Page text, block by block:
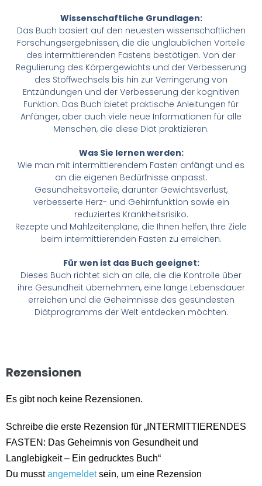
Wissenschaftliche Grundlagen:
Das Buch basiert auf den neuesten wissenschaftlichen
Forschungsergebnissen, die die unglaublichen Vorteile
des intermittierenden Fastens bestätigen. Von der
Regulierung des Körpergewichts und der Verbesserung
des Stoffwechsels bis hin zur Verringerung von
Entzündungen und der Verbesserung der kognitiven
Funktion. Das Buch bietet praktische Anleitungen für
Anfänger, aber auch viele neue Informationen für alle
Menschen, die diese Diät praktizieren.
Was Sie lernen werden:
Wie man mit intermittierendem Fasten anfängt und es
an die eigenen Bedürfnisse anpasst.
Gesundheitsvorteile, darunter Gewichtsverlust,
verbesserte Herz- und Gehirnfunktion sowie ein
reduziertes Krankheitsrisiko.
Rezepte und Mahlzeitenpläne, die Ihnen helfen, Ihre Ziele
beim intermittierenden Fasten zu erreichen.
Für wen ist das Buch geeignet:
Dieses Buch richtet sich an alle, die die Kontrolle über
ihre Gesundheit übernehmen, eine lange Lebensdauer
erreichen und die Geheimnisse des gesündesten
Diätprogramms der Welt entdecken möchten.
Rezensionen
Es gibt noch keine Rezensionen.
Schreibe die erste Rezension für „INTERMITTIERENDES
FASTEN: Das Geheimnis von Gesundheit und
Langlebigkeit – Ein gedrucktes Buch“
Du musstangemeldetsein, um eine Rezension